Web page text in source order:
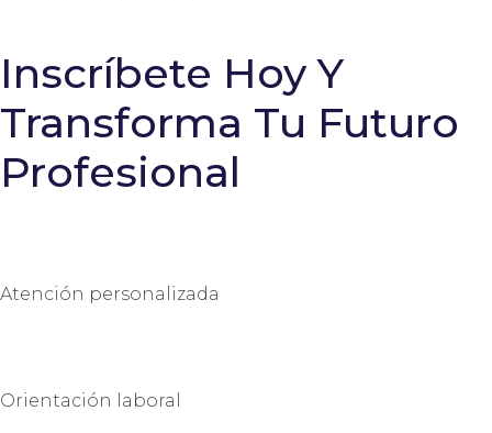
Inscríbete Hoy Y
Transforma Tu Futuro
Profesional
Atención personalizada
Orientación laboral